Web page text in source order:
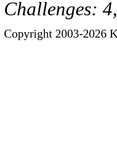
Challenges:
Copyright 2003-2026